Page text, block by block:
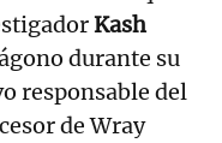
Kash
durante su
responsable del
de Wray